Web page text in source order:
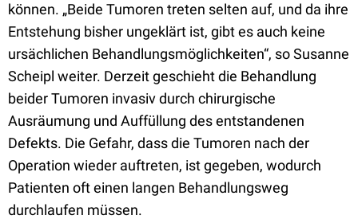
können. „Beide Tumoren treten selten auf, und da ihre
Entstehung bisher ungeklärt ist, gibt es auch keine
ursächlichen Behandlungsmöglichkeiten“, so Susanne
Scheipl weiter. Derzeit geschieht die Behandlung
beider Tumoren invasiv durch chirurgische
Ausräumung und Auffüllung des entstandenen
Defekts. Die Gefahr, dass die Tumoren nach der
Operation wieder auftreten, ist gegeben, wodurch
Patienten oft einen langen Behandlungsweg
durchlaufen müssen.